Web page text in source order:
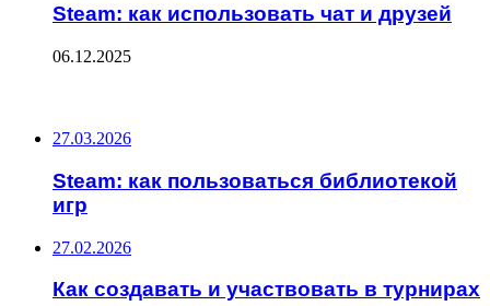
Steam: как использовать чат и друзей
06.12.2025
27.03.2026
Steam: как пользоваться библиотекой
игр
27.02.2026
Как создавать и участвовать в турнирах